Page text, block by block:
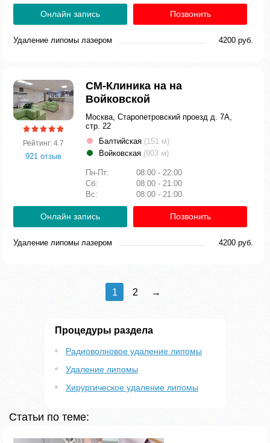
Онлайн запись Позвонить
Удаление липомы лазером 4200 руб.
Рейтинг: 4.7
921 отзыв
СМ-Клиника на на
Войковской
Москва, Старопетровский проезд д. 7А,
стр. 22
Балтийская (151 м)
Войковская (903 м)
Пн-Пт:
08:00 - 22:00
Сб:
08:00 - 21:00
Вс:
08:00 - 21:00
Онлайн запись Позвонить
Удаление липомы лазером 4200 руб.
1 2 →
Процедуры раздела
Радиоволновое удаление липомы
Удаление липомы
Хирургическое удаление липомы
Статьи по теме: